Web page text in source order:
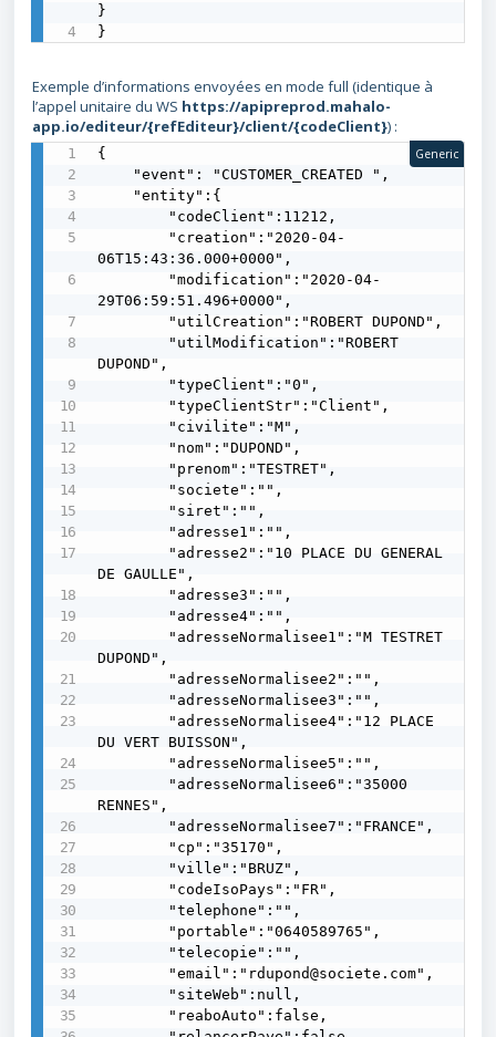
}
}
Exemple d’informations envoyées en mode full (identique à
l’appel unitaire du WS https://apipreprod.mahalo-
app.io/editeur/{refEditeur}/client/{codeClient}) :
{
06T15:43:36.000+0000",
29T06:59:51.496+0000",
DUPOND",
DE GAULLE",
DUPOND",
DU VERT BUISSON",
RENNES",
Generic